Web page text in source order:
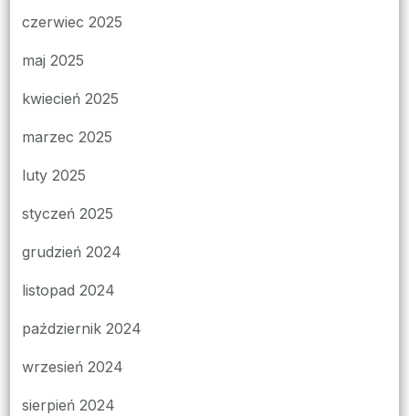
czerwiec 2025
maj 2025
kwiecień 2025
marzec 2025
luty 2025
styczeń 2025
grudzień 2024
listopad 2024
październik 2024
wrzesień 2024
sierpień 2024